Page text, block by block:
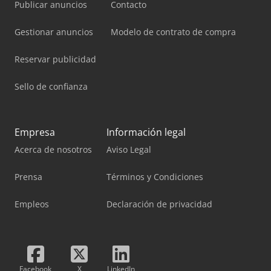
Publicar anuncios
Gestionar anuncios
Reservar publicidad
Sello de confianza
Contacto
Modelo de contrato de compra
Empresa
Acerca de nosotros
Prensa
Empleos
Información legal
Aviso Legal
Términos y Condiciones
Declaración de privacidad
Facebook X LinkedIn